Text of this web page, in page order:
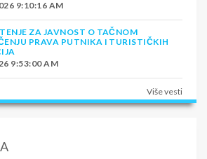
9:10:16 AM
ZA JAVNOST O TAČNOM
PRAVA PUTNIKA I TURISTIČKIH
9:53:00 AM
Više vesti